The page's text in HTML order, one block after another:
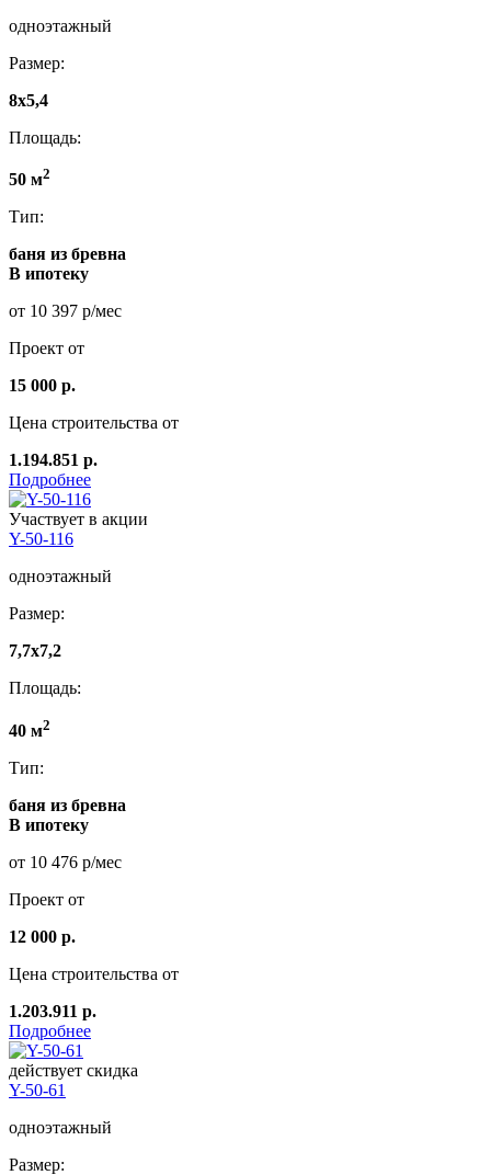
одноэтажный
Размер:
8x5,4
Площадь:
50 м2
Тип:
баня из бревна
В ипотеку
от 10 397 р/мес
Проект от
15 000 р.
Цена строительства от
1.194.851 р.
Подробнее
Участвует в акции
Y-50-116
одноэтажный
Размер:
7,7x7,2
Площадь:
40 м2
Тип:
баня из бревна
В ипотеку
от 10 476 р/мес
Проект от
12 000 р.
Цена строительства от
1.203.911 р.
Подробнее
действует скидка
Y-50-61
одноэтажный
Размер: